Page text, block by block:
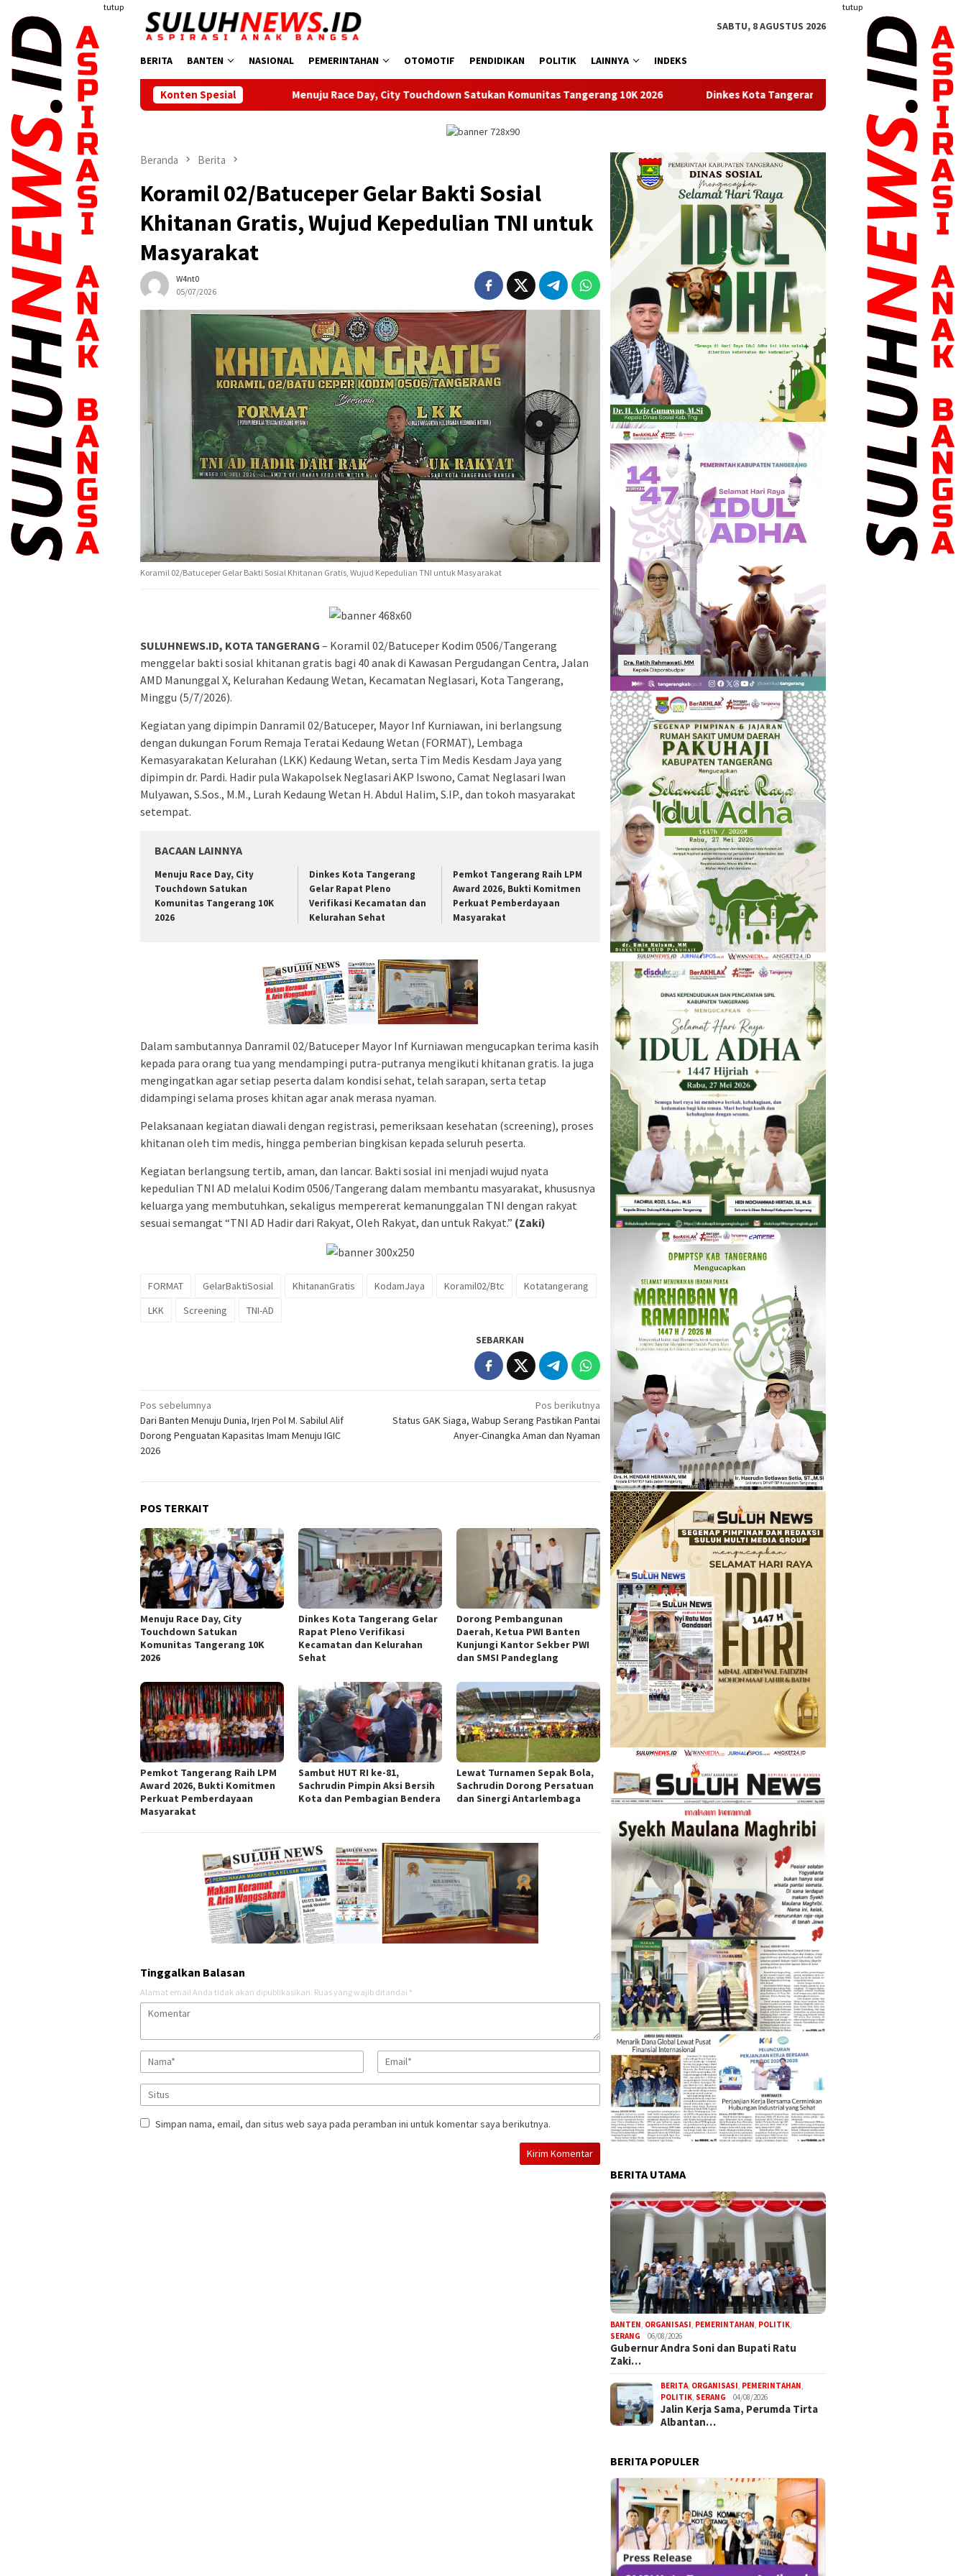
konten
tutup tutup
SABTU, 8 AGUSTUS 2026
BERITA BANTEN NASIONAL PEMERINTAHAN OTOMOTIF PENDIDIKAN POLITIK LAINNYA INDEKS
Konten Spesial
Menuju Race Day, City Touchdown Satukan Komunitas Tangerang 10K 2026 Dinkes Kota Tangerang Gelar Rapat Pleno Verifikasi Kecamatan dan
Beranda Berita
Koramil 02/Batuceper Gelar Bakti Sosial
Khitanan Gratis, Wujud Kepedulian TNI untuk
Masyarakat
W4nt0
05/07/2026
Koramil 02/Batuceper Gelar Bakti Sosial Khitanan Gratis, Wujud Kepedulian TNI untuk Masyarakat
SULUHNEWS.ID, KOTA TANGERANG – Koramil 02/Batuceper Kodim 0506/Tangerang
menggelar bakti sosial khitanan gratis bagi 40 anak di Kawasan Pergudangan Centra, Jalan
AMD Manunggal X, Kelurahan Kedaung Wetan, Kecamatan Neglasari, Kota Tangerang,
Minggu (5/7/2026).
Kegiatan yang dipimpin Danramil 02/Batuceper, Mayor Inf Kurniawan, ini berlangsung
dengan dukungan Forum Remaja Teratai Kedaung Wetan (FORMAT), Lembaga
Kemasyarakatan Kelurahan (LKK) Kedaung Wetan, serta Tim Medis Kesdam Jaya yang
dipimpin dr. Pardi. Hadir pula Wakapolsek Neglasari AKP Iswono, Camat Neglasari Iwan
Mulyawan, S.Sos., M.M., Lurah Kedaung Wetan H. Abdul Halim, S.IP., dan tokoh masyarakat
setempat.
BACAAN LAINNYA
Menuju Race Day, City
Touchdown Satukan
Komunitas Tangerang 10K
2026
Dinkes Kota Tangerang
Gelar Rapat Pleno
Verifikasi Kecamatan dan
Kelurahan Sehat
Pemkot Tangerang Raih LPM
Award 2026, Bukti Komitmen
Perkuat Pemberdayaan
Masyarakat
Dalam sambutannya Danramil 02/Batuceper Mayor Inf Kurniawan mengucapkan terima kasih
kepada para orang tua yang mendampingi putra-putranya mengikuti khitanan gratis. Ia juga
mengingatkan agar setiap peserta dalam kondisi sehat, telah sarapan, serta tetap
didampingi selama proses khitan agar anak merasa nyaman.
Pelaksanaan kegiatan diawali dengan registrasi, pemeriksaan kesehatan (screening), proses
khitanan oleh tim medis, hingga pemberian bingkisan kepada seluruh peserta.
Kegiatan berlangsung tertib, aman, dan lancar. Bakti sosial ini menjadi wujud nyata
kepedulian TNI AD melalui Kodim 0506/Tangerang dalam membantu masyarakat, khususnya
keluarga yang membutuhkan, sekaligus mempererat kemanunggalan TNI dengan rakyat
sesuai semangat “TNI AD Hadir dari Rakyat, Oleh Rakyat, dan untuk Rakyat.” (Zaki)
FORMAT GelarBaktiSosial KhitananGratis KodamJaya Koramil02/Btc
Kotatangerang
LKK
Screening TNI-AD
SEBARKAN
Navigasi
pos
Pos sebelumnya
Dari Banten Menuju Dunia, Irjen Pol M. Sabilul Alif
Dorong Penguatan Kapasitas Imam Menuju IGIC
2026
Pos berikutnya
Status GAK Siaga, Wabup Serang Pastikan Pantai
Anyer-Cinangka Aman dan Nyaman
POS TERKAIT
Menuju Race Day, City
Touchdown Satukan
Komunitas Tangerang 10K
2026
Dinkes Kota Tangerang Gelar
Rapat Pleno Verifikasi
Kecamatan dan Kelurahan
Sehat
Dorong Pembangunan
Daerah, Ketua PWI Banten
Kunjungi Kantor Sekber PWI
dan SMSI Pandeglang
Pemkot Tangerang Raih LPM
Award 2026, Bukti Komitmen
Perkuat Pemberdayaan
Masyarakat
Sambut HUT RI ke-81,
Sachrudin Pimpin Aksi Bersih
Kota dan Pembagian Bendera
Lewat Turnamen Sepak Bola,
Sachrudin Dorong Persatuan
dan Sinergi Antarlembaga
Tinggalkan Balasan
Alamat email Anda tidak akan dipublikasikan. Ruas yang wajib ditandai *
Simpan nama, email, dan situs web saya pada peramban ini untuk komentar saya berikutnya.
BERITA UTAMA
BANTEN ORGANISASI PEMERINTAHAN POLITIK
SERANG
06/08/2026
Gubernur Andra Soni dan Bupati Ratu
Zaki…
BERITA ORGANISASI PEMERINTAHAN
POLITIK SERANG 04/08/2026
Jalin Kerja Sama, Perumda Tirta
Albantan…
BERITA POPULER